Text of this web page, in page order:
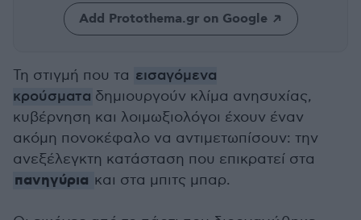
Add Protothema.gr on Google
Τη στιγμή που τα εισαγόμενα
κρούσματα δημιουργούν κλίμα ανησυχίας,
κυβέρνηση και λοιμωξιολόγοι έχουν έναν
ακόμη πονοκέφαλο να αντιμετωπίσουν: την
ανεξέλεγκτη κατάσταση που επικρατεί στα
πανηγύρια και στα μπιτς μπαρ.